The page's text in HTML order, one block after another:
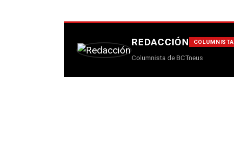
REDACCIÓN COLUMNISTA
Columnista de BCTneus